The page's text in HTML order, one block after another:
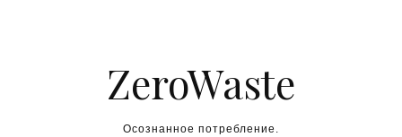
ZeroWaste
Осознанное потребление.